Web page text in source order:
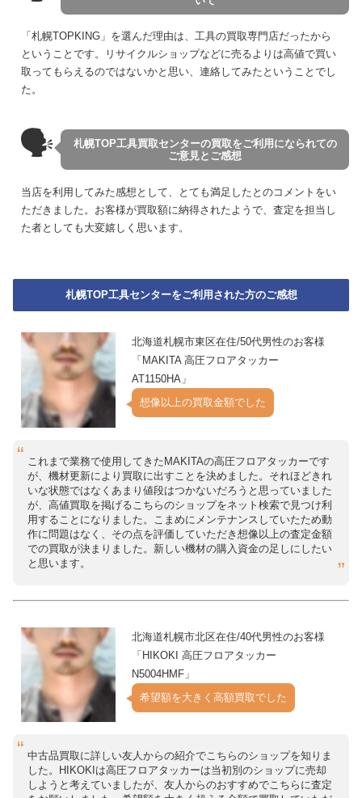
「札幌TOPKING」を選んだ理由は、工具の買取専門店だったから
ということです。リサイクルショップなどに売るよりは高値で買い
取ってもらえるのではないかと思い、連絡してみたということでし
た。
🗣
札幌TOP工具買取センターの買取をご利用になられての
ご意見とご感想
当店を利用してみた感想として、とても満足したとのコメントをい
ただきました。お客様が買取額に納得されたようで、査定を担当し
た者としても大変嬉しく思います。
札幌TOP工具センターをご利用された方のご感想
北海道札幌市東区在住/50代男性のお客様
「MAKITA 高圧フロアタッカー
AT1150HA」
想像以上の買取金額でした
これまで業務で使用してきたMAKITAの高圧フロアタッカーです
が、機材更新により買取に出すことを決めました。それほどきれ
いな状態ではなくあまり値段はつかないだろうと思っていました
が、高値買取を掲げるこちらのショップをネット検索で見つけ利
用することになりました。こまめにメンテナンスしていたため動
作に問題はなく、その点を評価していただき想像以上の査定金額
での買取が決まりました。新しい機材の購入資金の足しにしたい
と思います。
北海道札幌市北区在住/40代男性のお客様
「HIKOKI 高圧フロアタッカー
N5004HMF」
希望額を大きく高額買取でした
中古品買取に詳しい友人からの紹介でこちらのショップを知りま
した。HIKOKIは高圧フロアタッカーは当初別のショップに売却
しようと考えていましたが、友人からのおすすめでこちらに査定